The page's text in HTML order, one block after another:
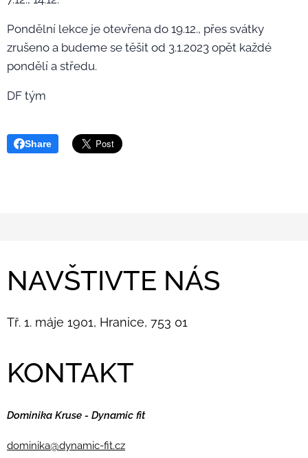
Pondělní lekce je otevřena do 19.12., přes svátky
zrušeno a budeme se těšit od 3.1.2023 opět každé
pondělí a středu.
DF tým
Share
NAVŠTIVTE NÁS
Tř. 1. máje 1901, Hranice, 753 01
KONTAKT
Dominika Kruse - Dynamic fit
dominika@dynamic-fit.cz